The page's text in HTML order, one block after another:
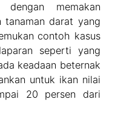
memakan
tanaman darat yang
contoh kasus
seperti yang
keadaan beternak
untuk ikan nilai
20 persen dari